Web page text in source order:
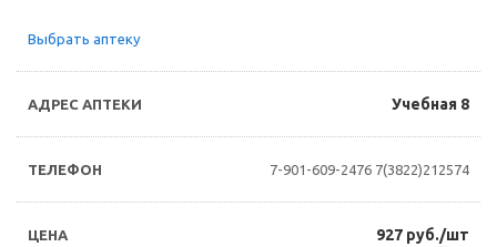
Выбрать аптеку
Учебная 8
7-901-609-2476 7(3822)212574
927 руб./шт